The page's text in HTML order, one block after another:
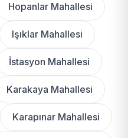
Hopanlar Mahallesi
Işıklar Mahallesi
İstasyon Mahallesi
Karakaya Mahallesi
Karapınar Mahallesi